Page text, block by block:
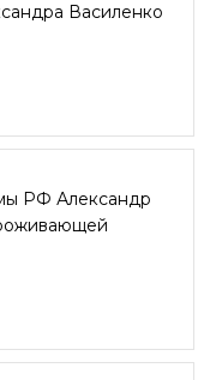
Василенко
РФ Александр